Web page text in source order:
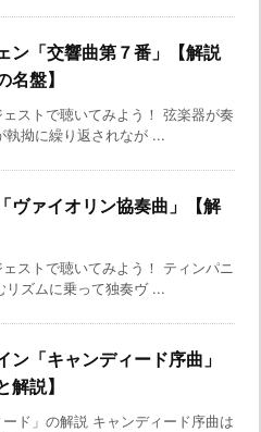
ン「交響曲第７番」【解説
名盤】
ェストで聴いてみよう！ 弦楽器が奏
執拗に繰り返されなが ...
ヴァイオリン協奏曲」【解
ェストで聴いてみよう！ ティンパニ
リズムに乗って独奏ヴ ...
ン「キャンディード序曲」
解説】
ード」の解説 キャンディード序曲は